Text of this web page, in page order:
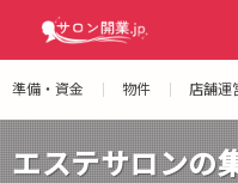
準備・資金 物件 店舗運
エステサロンの